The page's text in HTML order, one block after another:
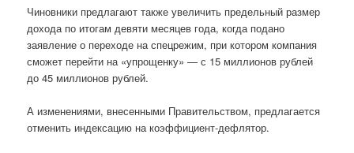
Чиновники предлагают также увеличить предельный размер
дохода по итогам девяти месяцев года, когда подано
заявление о переходе на спецрежим, при котором компания
сможет перейти на «упрощенку» — с 15 миллионов рублей
до 45 миллионов рублей.
А изменениями, внесенными Правительством, предлагается
отменить индексацию на коэффициент-дефлятор.